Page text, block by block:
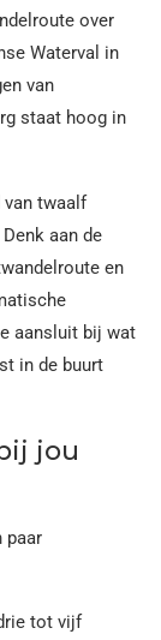
over
Waterval in
van
staat hoog in
van twaalf
aan de
en
aansluit bij wat
in de buurt
jou
paar
tot vijf